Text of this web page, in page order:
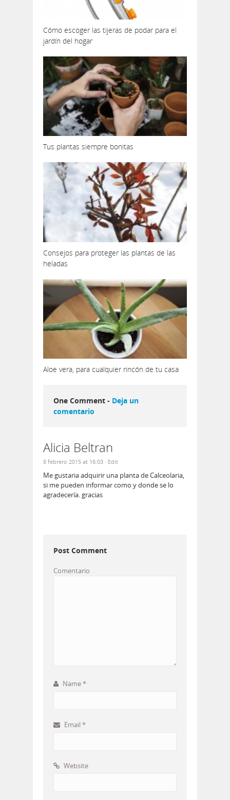
Cómo escoger las tijeras de podar para el
jardín del hogar
Tus plantas siempre bonitas
Consejos para proteger las plantas de las
heladas
Aloe vera, para cualquier rincón de tu casa
One Comment - Deja un
comentario
Alicia Beltran
8 febrero 2015 at 16:03 · Edit
Me gustaria adquirir una planta de Calceolaria,
si me pueden informar como y donde se lo
agradecería. gracias
Post Comment
Comentario
Name*
Email *
Website